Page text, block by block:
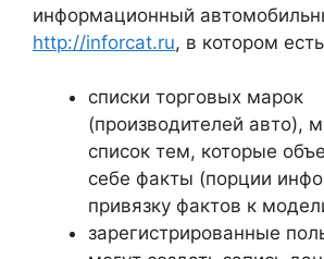
информационный
http://inforcat.ru, в котором
списки торговых марок
(производителей авто),
список тем, которые
себе факты (порции
привязку фактов к
зарегистрированные